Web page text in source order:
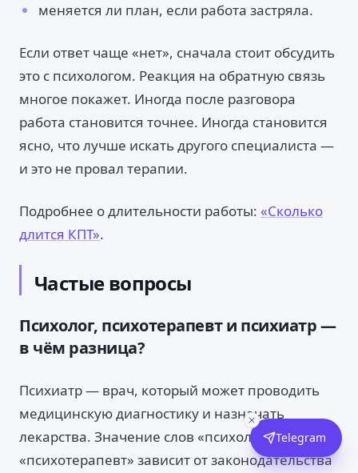
меняется ли план, если работа застряла.
Если ответ чаще «нет», сначала стоит обсудить
это с психологом. Реакция на обратную связь
многое покажет. Иногда после разговора
работа становится точнее. Иногда становится
ясно, что лучше искать другого специалиста —
и это не провал терапии.
Подробнее о длительности работы: «Сколько
длится КПТ».
Частые вопросы
Психолог, психотерапевт и психиатр —
в чём разница?
Психиатр — врач, который может проводить
медицинскую диагностику и назначать
лекарства. Значение слов «психолог» и
«психотерапевт» зависит от законодательства
Telegram